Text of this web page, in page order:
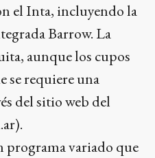
el Inta, incluyendo la
Barrow. La
aunque los cupos
se requiere una
del sitio web del
programa variado que